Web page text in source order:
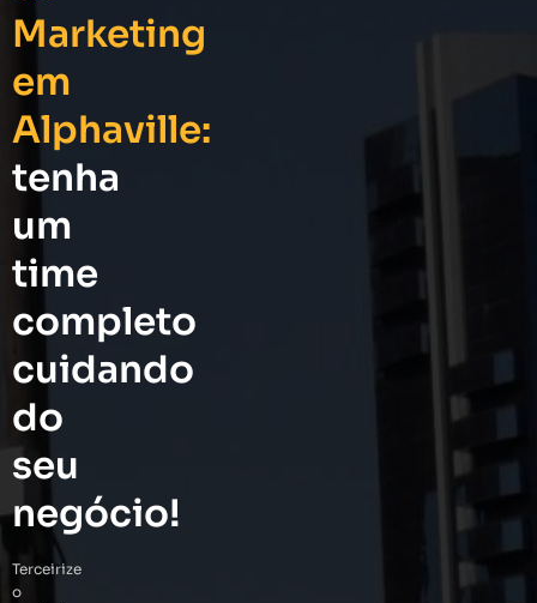
Marketing
em
Alphaville:
tenha
um
time
completo
cuidando
do
seu
negócio!
Terceirize
o